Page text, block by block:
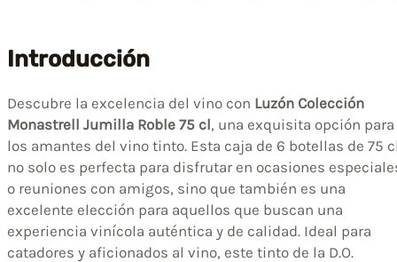
Introducción
Descubre la excelencia del vino con Luzón Colección
Monastrell Jumilla Roble 75 cl, una exquisita opción para
los amantes del vino tinto. Esta caja de 6 botellas de 75
no solo es perfecta para disfrutar en ocasiones
o reuniones con amigos, sino que también es una
excelente elección para aquellos que buscan una
experiencia vinícola auténtica y de calidad. Ideal para
catadores y aficionados al vino, este tinto de la D.O.